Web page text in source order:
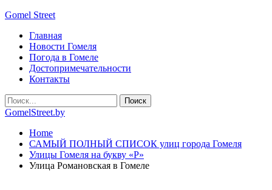
Gomel Street
Главная
Новости Гомеля
Погода в Гомеле
Достопримечательности
Контакты
GomelStreet.by
Home
САМЫЙ ПОЛНЫЙ СПИСОК улиц города Гомеля
Улицы Гомеля на букву «Р»
Улица Романовская в Гомеле